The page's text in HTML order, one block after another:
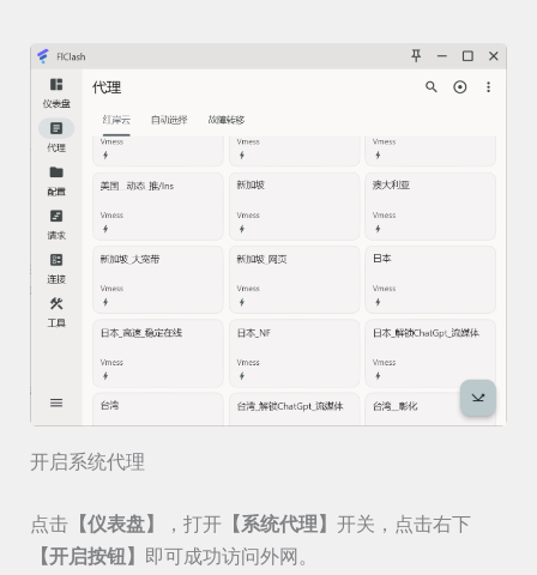
开启系统代理
点击 【仪表盘】 ，打开 【系统代理】开关，点击右下
【开启按钮】 即可成功访问外网。